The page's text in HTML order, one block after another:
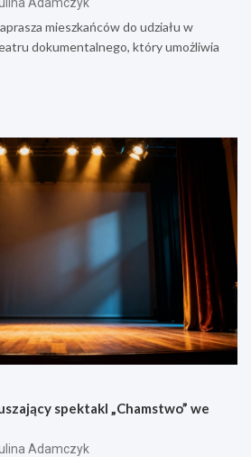
mieszkańców do udziału w
dokumentalnego, który umożliwia
spektakl „Chamstwo” we
Adamczyk